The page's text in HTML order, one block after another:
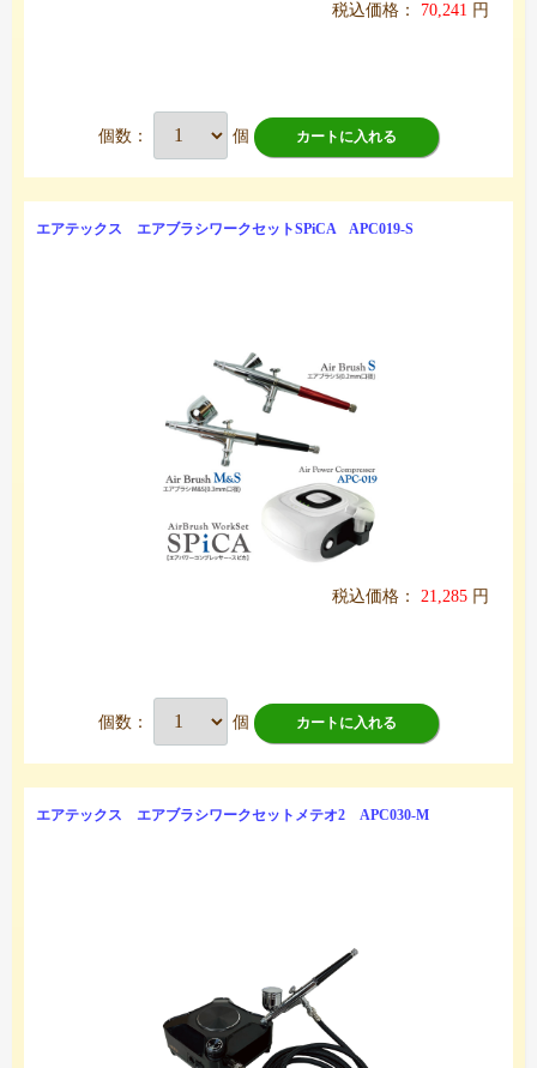
税込価格： 70,241 円
個数： 個 カートに入れる
エアテックス エアブラシワークセットSPiCA APC019-S
税込価格： 21,285 円
個数： 個 カートに入れる
エアテックス エアブラシワークセットメテオ2 APC030-M